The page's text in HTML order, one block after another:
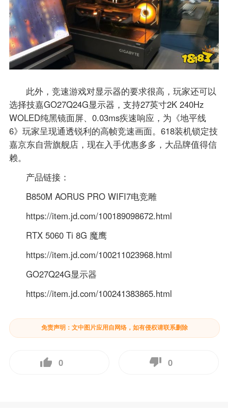
此外，竞速游戏对显示器的要求很高，玩家还可以
选择技嘉GO27Q24G显示器，支持27英寸2K 240Hz
WOLED纯黑镜面屏、0.03ms疾速响应，为《地平线
6》玩家呈现通透锐利的高帧竞速画面。618装机锁定技
嘉京东自营旗舰店，现在入手优惠多多，大品牌值得信
赖。
产品链接：
B850M AORUS PRO WIFI7电竞雕
https://item.jd.com/100189098672.html
RTX 5060 Ti 8G 魔鹰
https://item.jd.com/100211023968.html
GO27Q24G显示器
https://item.jd.com/100241383865.html
免责声明：文中图片应用自网络，如有侵权请联系删除
0 0